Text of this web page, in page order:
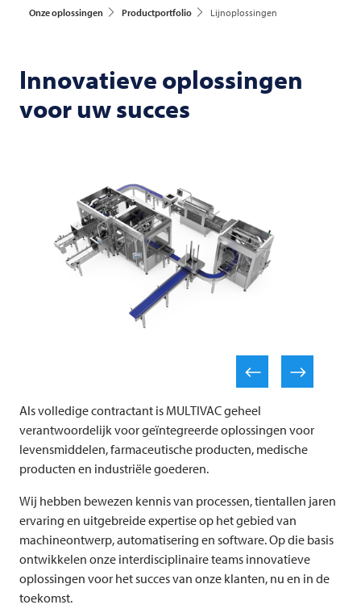
Onze oplossingen Productportfolio Lijnoplossingen
Innovatieve oplossingen
voor uw succes
Als volledige contractant is MULTIVACgeheel
verantwoordelijk voor geïntegreerde oplossingen voor
levensmiddelen, farmaceutische producten, medische
producten en industriële goederen.
Wij hebben bewezen kennis van processen, tientallen jaren
ervaring en uitgebreide expertise op het gebied van
machineontwerp, automatisering en software. Op die basis
ontwikkelen onze interdisciplinaire teams innovatieve
oplossingen voor het succes van onze klanten, nu en in de
toekomst.